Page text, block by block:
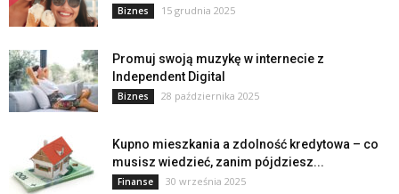
Biznes 15 grudnia 2025
Promuj swoją muzykę w internecie z
Independent Digital
Biznes 28 października 2025
Kupno mieszkania a zdolność kredytowa – co
musisz wiedzieć, zanim pójdziesz...
Finanse 30 września 2025